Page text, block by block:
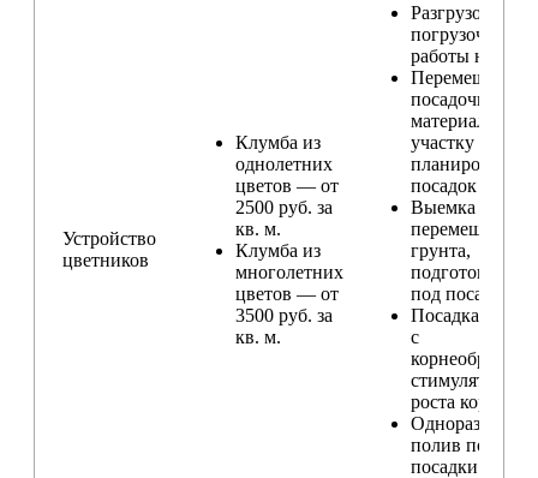
Устройство
цветников
Клумба из
однолетних
цветов — от
2500 руб. за
кв. м.
Клумба из
многолетних
цветов — от
3500 руб. за
кв. м.
Разгрузо-
погрузочные
работы на
Перемещение
посадочного
материала по
участку и
планирование
посадок
Выемка и
перемещение
грунта,
подготовка
под посадку
Посадка
с
стимулятором
роста корней
Одноразовый
полив после
посадки